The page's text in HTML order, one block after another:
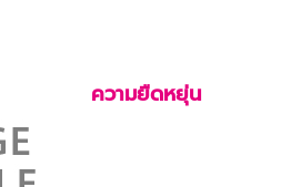
ความยืดหยุ่น